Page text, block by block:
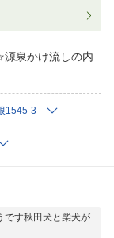
泉かけ流しの内
1545-3
です秋田犬と柴犬が